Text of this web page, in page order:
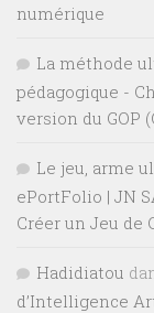
numérique
La méthode
pédagogique -
version du GOP
Le jeu, arme
ePortFolio | JN
Créer un Jeu de
Hadidiatou
d’Intelligence